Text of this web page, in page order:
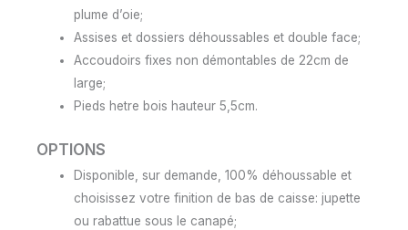
plume d’oie;
Assises et dossiers déhoussables et double face;
Accoudoirs fixes non démontables de 22cm de
large;
Pieds hetre bois hauteur 5,5cm.
OPTIONS
Disponible, sur demande, 100% déhoussable et
choisissez votre finition de bas de caisse: jupette
ou rabattue sous le canapé;